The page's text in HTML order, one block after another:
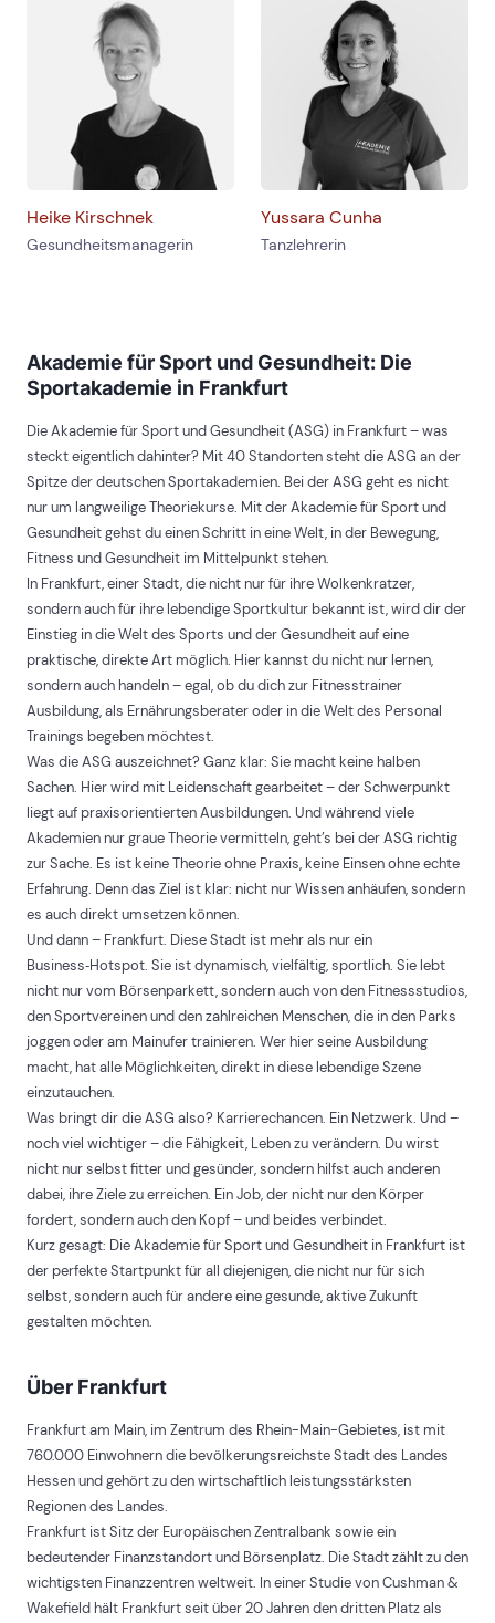
Heike Kirschnek
Gesundheitsmanagerin
Yussara Cunha
Tanzlehrerin
Akademie für Sport und Gesundheit: Die
Sportakademie in Frankfurt
Die Akademie für Sport und Gesundheit (ASG) in Frankfurt – was
steckt eigentlich dahinter? Mit 40 Standorten steht die ASG an der
Spitze der deutschen Sportakademien. Bei der ASG geht es nicht
nur um langweilige Theoriekurse. Mit der Akademie für Sport und
Gesundheit gehst du einen Schritt in eine Welt, in der Bewegung,
Fitness und Gesundheit im Mittelpunkt stehen.
In Frankfurt, einer Stadt, die nicht nur für ihre Wolkenkratzer,
sondern auch für ihre lebendige Sportkultur bekannt ist, wird dir der
Einstieg in die Welt des Sports und der Gesundheit auf eine
praktische, direkte Art möglich. Hier kannst du nicht nur lernen,
sondern auch handeln – egal, ob du dich zur Fitnesstrainer
Ausbildung, als Ernährungsberater oder in die Welt des Personal
Trainings begeben möchtest.
Was die ASG auszeichnet? Ganz klar: Sie macht keine halben
Sachen. Hier wird mit Leidenschaft gearbeitet – der Schwerpunkt
liegt auf praxisorientierten Ausbildungen. Und während viele
Akademien nur graue Theorie vermitteln, geht’s bei der ASG richtig
zur Sache. Es ist keine Theorie ohne Praxis, keine Einsen ohne echte
Erfahrung. Denn das Ziel ist klar: nicht nur Wissen anhäufen, sondern
es auch direkt umsetzen können.
Und dann – Frankfurt. Diese Stadt ist mehr als nur ein
Business‑Hotspot. Sie ist dynamisch, vielfältig, sportlich. Sie lebt
nicht nur vom Börsenparkett, sondern auch von den Fitnessstudios,
den Sportvereinen und den zahlreichen Menschen, die in den Parks
joggen oder am Mainufer trainieren. Wer hier seine Ausbildung
macht, hat alle Möglichkeiten, direkt in diese lebendige Szene
einzutauchen.
Was bringt dir die ASG also? Karrierechancen. Ein Netzwerk. Und –
noch viel wichtiger – die Fähigkeit, Leben zu verändern. Du wirst
nicht nur selbst fitter und gesünder, sondern hilfst auch anderen
dabei, ihre Ziele zu erreichen. Ein Job, der nicht nur den Körper
fordert, sondern auch den Kopf – und beides verbindet.
Kurz gesagt: Die Akademie für Sport und Gesundheit in Frankfurt ist
der perfekte Startpunkt für all diejenigen, die nicht nur für sich
selbst, sondern auch für andere eine gesunde, aktive Zukunft
gestalten möchten.
Über Frankfurt
Frankfurt am Main, im Zentrum des Rhein-Main-Gebietes, ist mit
760.000 Einwohnern die bevölkerungsreichste Stadt des Landes
Hessen und gehört zu den wirtschaftlich leistungsstärksten
Regionen des Landes.
Frankfurt ist Sitz der Europäischen Zentralbank sowie ein
bedeutender Finanzstandort und Börsenplatz. Die Stadt zählt zu den
wichtigsten Finanzzentren weltweit. In einer Studie von Cushman &
Wakefield hält Frankfurt seit über 20 Jahren den dritten Platz als